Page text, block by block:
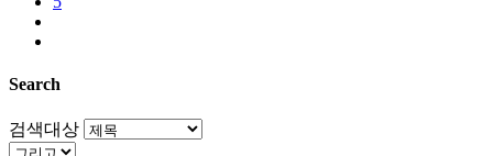
Search
검색대상